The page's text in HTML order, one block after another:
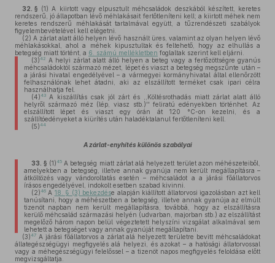
32. § (1) A kiirtott vagy elpusztult méhcsaládok deszkából készített, keretes
rendszerű, jó állapotban lévő méhlakásait fertőtleníteni kell; a kiirtott méhek nem
keretes rendszerű méhlakását tartalmával együtt, a tűzrendészeti szabályok
figyelembevételével kell elégetni.
(2) A zárlat alatt álló helyen lévő használt üres, valamint az olyan helyen lévő
méhlakásokkal, ahol a méhek kipusztultak és feltehető, hogy az elhullás a
betegség miatt történt, a 6. számú mellékletben foglaltak szerint kell eljárni.
(3)42 A helyi zárlat alatt álló helyen a beteg vagy a fertőzöttségre gyanús
méhcsaládoktól származó mézet, lépet és viaszt a betegség megszűnte után –
a járási hivatal engedélyével – a vármegyei kormányhivatal által ellenőrzött
felhasználónak lehet átadni, aki az elszállított terméket csak ipari célra
használhatja fel.
(4)43A kiszállítás csak jól zárt és ,,Költésrothadás miatt zárlat alatt álló
helyről származó méz (lép, viasz stb.)'' feliratú edényekben történhet. Az
elszállított lépet és viaszt egy órán át 120 °C-on kezelni, és a
szállítóedényeket a kiürítés után haladéktalanul fertőtleníteni kell.
(5)44
A zárlat-enyhítés különös szabályai
33. § (1)45A betegség miatt zárlat alá helyezett terület azon méhészeteiből,
amelyekben a betegség, illetve annak gyanúja nem került megállapításra –
átköltözés vagy vándoroltatás esetén – méhcsaládot a a járási főállatorvos
írásos engedélyével, indokolt esetben szabad kivinni.
(2)46A 18. § (3) bekezdése alapján kiállított állatorvosi igazolásban azt kell
tanúsítani, hogy a méhészetben a betegség, illetve annak gyanúja az elmúlt
tizenöt napban nem került megállapításra, továbbá, hogy az elszállításra
kerülő méhcsalád származási helyén (udvarban, majorban stb.) az elszállítást
megelőző három napon belül végeztetett helyszíni vizsgálat alkalmával sem
lehetett a betegséget vagy annak gyanúját megállapítani.
(3)47 A járási főállatorvos a zárlat alá helyezett területre bevitt méhcsaládokat
állategészségügyi megfigyelés alá helyezi, és azokat – a hatósági állatorvossal
vagy a méhegészségügyi felelőssel – a tizenöt napos megfigyelés feloldása előtt
megvizsgáltatja.